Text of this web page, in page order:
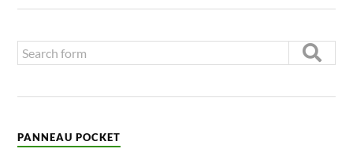
PANNEAU POCKET